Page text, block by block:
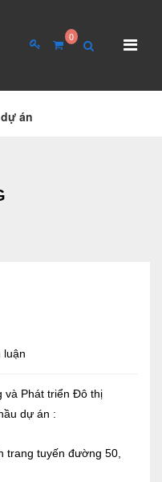
0
THIỆU
lực
án
luận
và Phát triển Đô thị
dự án :
trang tuyến đường 50,